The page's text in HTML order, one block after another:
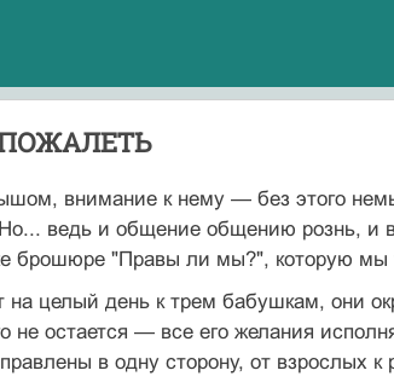
внимание к нему — без этого
Но... ведь и общение общению рознь,
брошюре "Правы ли мы?", которую мы
целый день к трем бабушкам, они
не остается — все его желания
в одну сторону, от взрослых